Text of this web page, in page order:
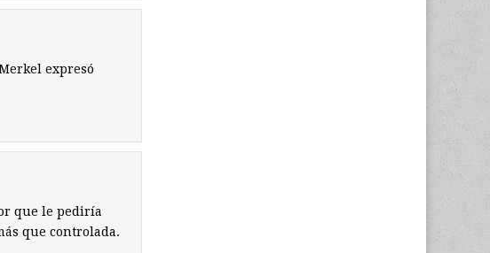
expresó
que le pediría
que controlada.